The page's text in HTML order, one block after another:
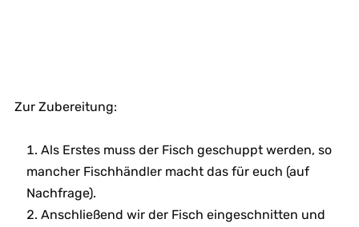
Zur Zubereitung:
Als Erstes muss der Fisch geschuppt werden, so
mancher Fischhändler macht das für euch (auf
Nachfrage).
Anschließend wir der Fisch eingeschnitten und